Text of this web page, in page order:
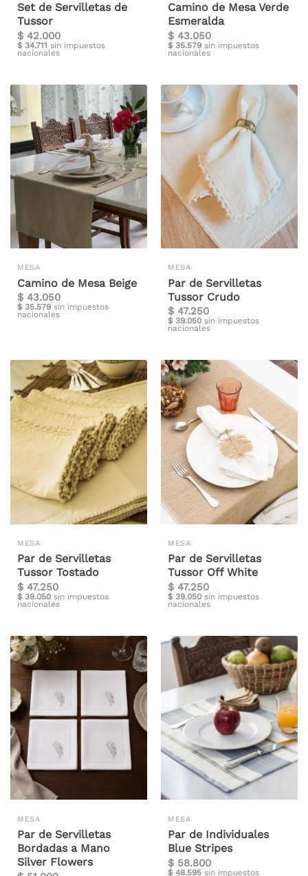
Set de Servilletas de
Tussor
$ 42.000
$ 34.711 sin impuestos
nacionales
Camino de Mesa Verde
Esmeralda
$ 43.050
$ 35.579 sin impuestos
nacionales
MESA
Camino de Mesa Beige
$ 43.050
$ 35.579 sin impuestos
nacionales
MESA
Par de Servilletas
Tussor Crudo
$ 47.250
$ 39.050 sin impuestos
nacionales
MESA
Par de Servilletas
Tussor Tostado
$ 47.250
$ 39.050 sin impuestos
nacionales
MESA
Par de Servilletas
Tussor Off White
$ 47.250
$ 39.050 sin impuestos
nacionales
MESA
Par de Servilletas
Bordadas a Mano
Silver Flowers
MESA
Par de Individuales
Blue Stripes
$ 58.800
$ 48.595 sin impuestos